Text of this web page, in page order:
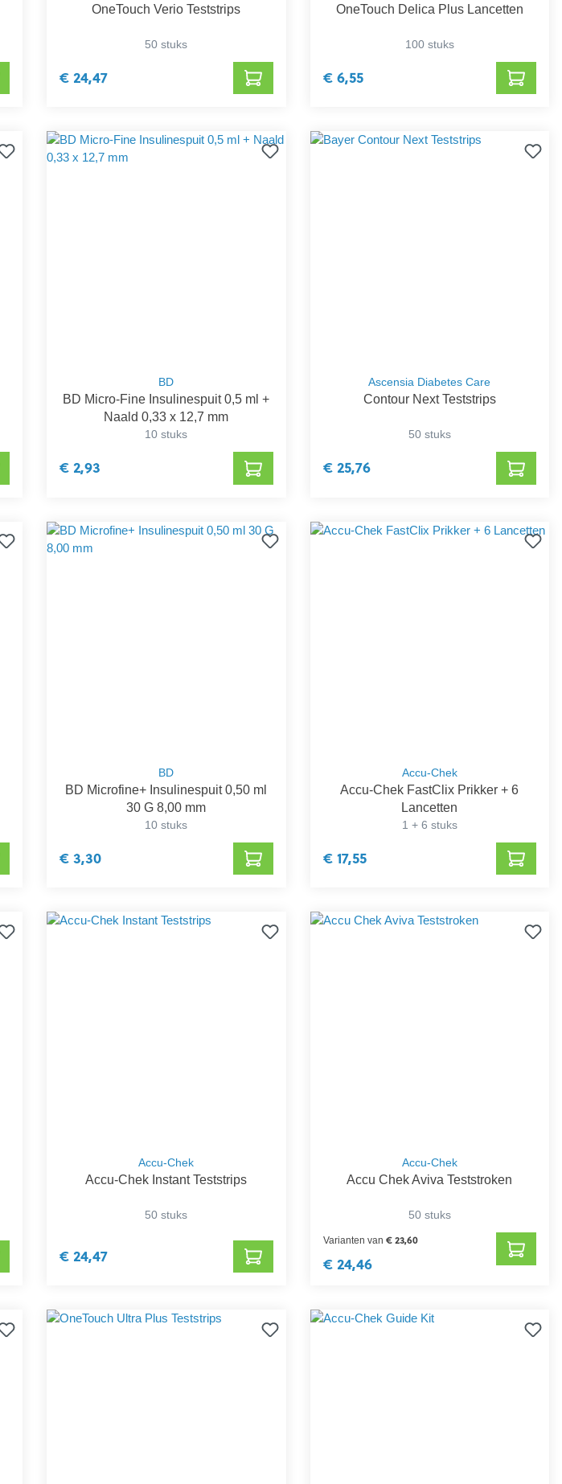
OneTouch Verio Teststrips
50 stuks
€ 24,47
OneTouch Delica Plus Lancetten
100 stuks
€ 6,55
BD
BD Micro-Fine Insulinespuit 0,5 ml +
Naald 0,33 x 12,7 mm
10 stuks
€ 2,93
Ascensia Diabetes Care
Contour Next Teststrips
50 stuks
€ 25,76
BD
BD Microfine+ Insulinespuit 0,50 ml
30 G 8,00 mm
10 stuks
€ 3,30
Accu-Chek
Accu-Chek FastClix Prikker + 6
Lancetten
1 + 6 stuks
€ 17,55
Accu-Chek
Accu-Chek Instant Teststrips
50 stuks
€ 24,47
Accu-Chek
Accu Chek Aviva Teststroken
50 stuks
Varianten van € 23,60
€ 24,46